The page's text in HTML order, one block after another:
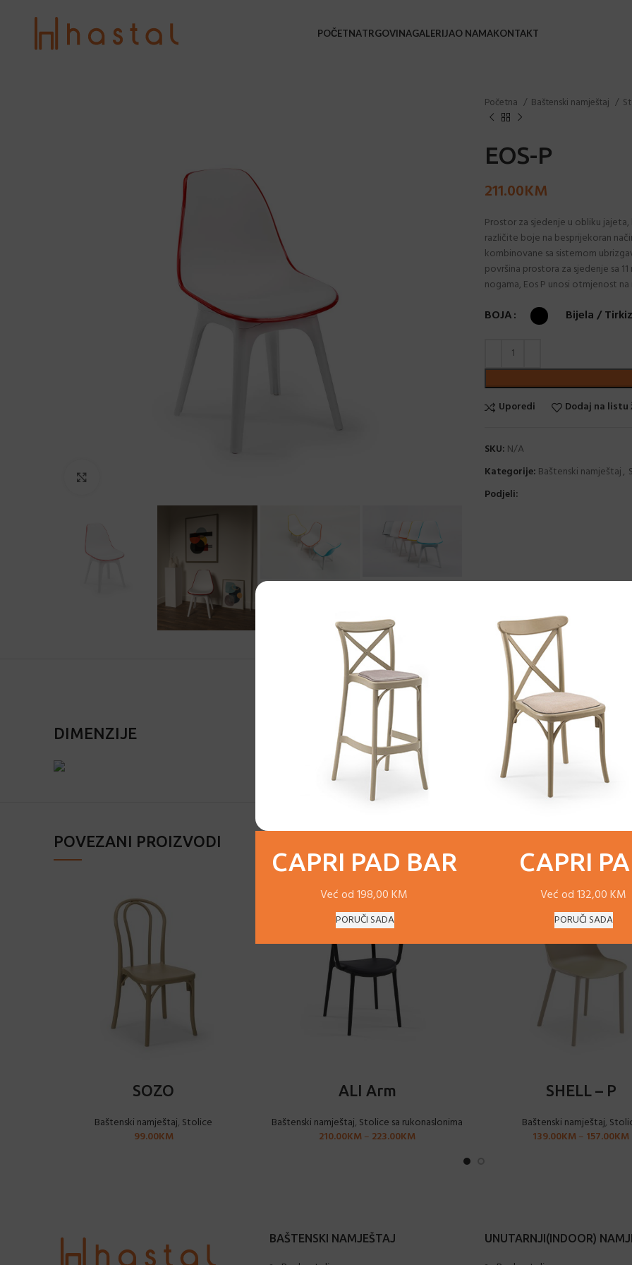
CAPRI PAD BAR
Već od 198,00 KM
CAPRI
Već od 132,00 KM
PORUČI SADA PORUČI SADA
POČETNATRGOVINAGALERIJAO NAMAKONTAKT
Početna Baštenski namještaj
EOS-P
211.00KM
Prostor za sjedenje u obliku
različite boje na besprijekoran
kombinovane sa sistemom
površina prostora za sjedenje sa
nogama, Eos P unosi otmjenost
BOJA Bijela /
Uporedi Dodaj na listu
SKU: N/A
Kategorije: Baštenski namještaj,
Podjeli:
DOSTAVA
DIMENZIJE
POVEZANI PROIZVODI
SOZO
Baštenski namještaj, Stolice
99.00KM
ALI Arm
Baštenski namještaj, Stolice sa rukonaslonima
210.00KM– 223.00KM
SHELL – P
Baštenski namještaj,
139.00KM– 157.00KM
BAŠTENSKI NAMJEŠTAJ UNUTARNJI(INDOOR)